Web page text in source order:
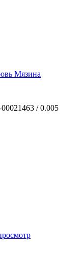
Мязина
/ 0.005